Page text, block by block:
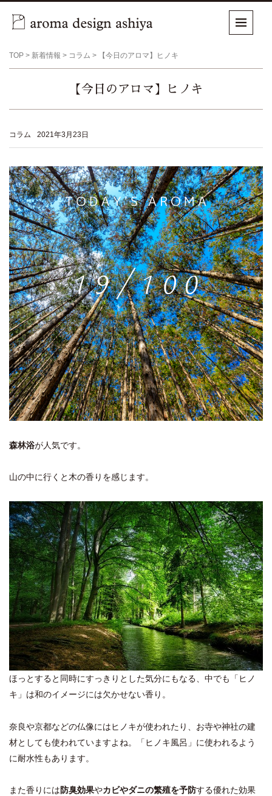
TOP > 新着情報 > コラム > 【今日のアロマ】ヒノキ
【今日のアロマ】ヒノキ
コラム 2021年3月23日
森林浴が人気です。
山の中に行くと木の香りを感じます。
ほっとすると同時にすっきりとした気分にもなる、中でも「ヒノ
キ」は和のイメージには欠かせない香り。
奈良や京都などの仏像にはヒノキが使われたり、お寺や神社の建
材としても使われていますよね。「ヒノキ風呂」に使われるよう
に耐水性もあります。
また香りには防臭効果やカビやダニの繁殖を予防する優れた効果